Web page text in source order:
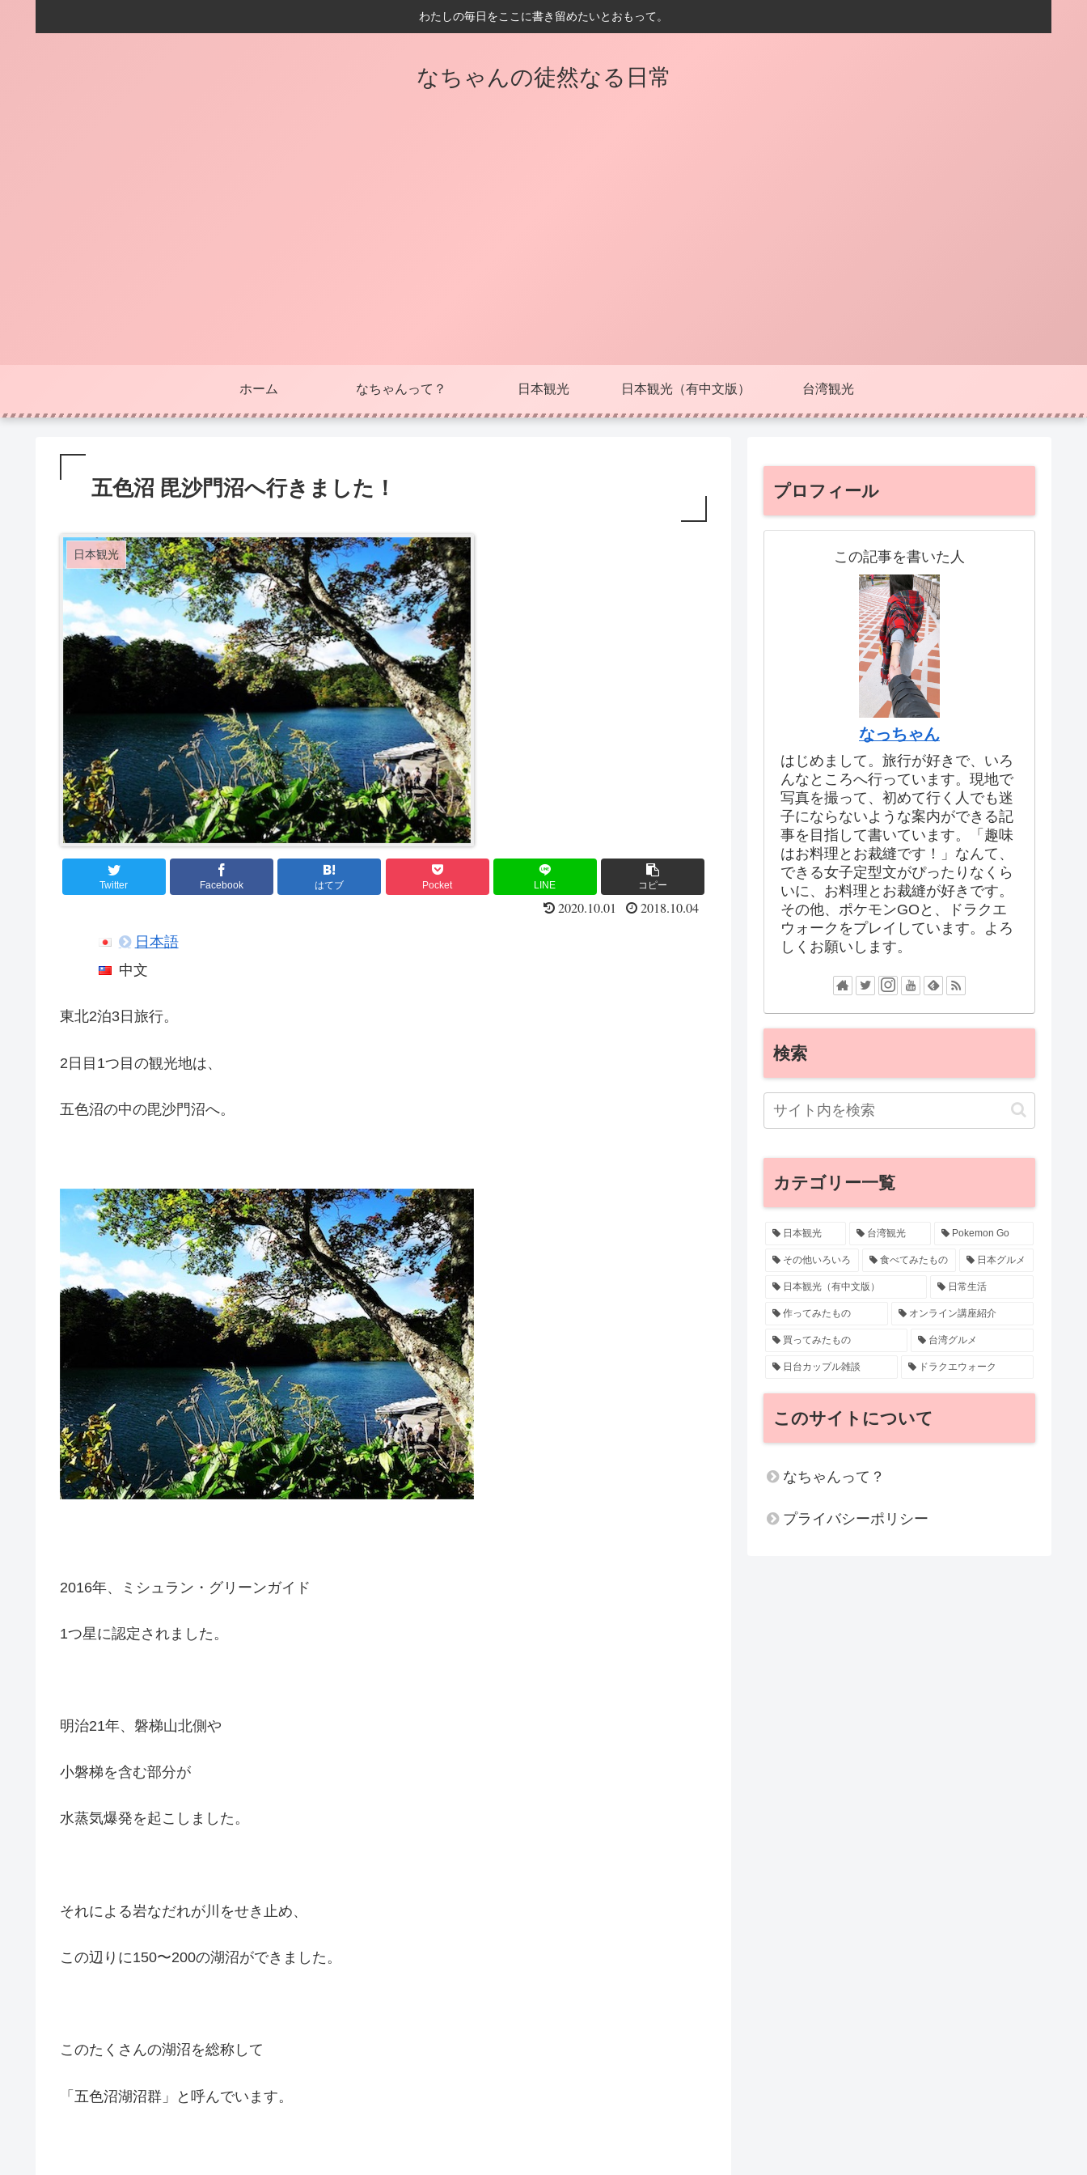
わたしの毎日をここに書き留めたいとおもって。
なちゃんの徒然なる日常
ホーム なちゃんって？ 日本観光 日本観光（有中文版） 台湾観光
五色沼 毘沙門沼へ行きました！
日本観光
Twitter Facebook はてブ Pocket LINE コピー
2020.10.01 2018.10.04
日本語
中文
東北2泊3日旅行。
2日目1つ目の観光地は、
五色沼の中の毘沙門沼へ。
2016年、ミシュラン・グリーンガイド
1つ星に認定されました。
明治21年、磐梯山北側や
小磐梯を含む部分が
水蒸気爆発を起こしました。
それによる岩なだれが川をせき止め、
この辺りに150〜200の湖沼ができました。
このたくさんの湖沼を総称して
「五色沼湖沼群」と呼んでいます。
プロフィール
この記事を書いた人
なっちゃん
はじめまして。旅行が好きで、いろ
んなところへ行っています。現地で
写真を撮って、初めて行く人でも迷
子にならないような案内ができる記
事を目指して書いています。「趣味
はお料理とお裁縫です！」なんて、
できる女子定型文がぴったりなくら
いに、お料理とお裁縫が好きです。
その他、ポケモンGOと、ドラクエ
ウォークをプレイしています。よろ
しくお願いします。
検索
カテゴリー一覧
日本観光 台湾観光 Pokemon Go
その他いろいろ 食べてみたもの 日本グルメ
日本観光（有中文版） 日常生活
作ってみたもの オンライン講座紹介
買ってみたもの 台湾グルメ
日台カップル雑談 ドラクエウォーク
このサイトについて
なちゃんって？
プライバシーポリシー